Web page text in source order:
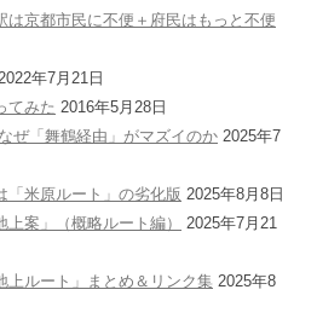
は京都市民に不便＋府民はもっと不便
年7月21日
てみた 2016年5月28日
ぜ「舞鶴経由」がマズイのか 2025年7
「米原ルート」の劣化版 2025年8月8日
案」（概略ルート編）
2025年7月21
上ルート」まとめ＆リンク集 2025年8